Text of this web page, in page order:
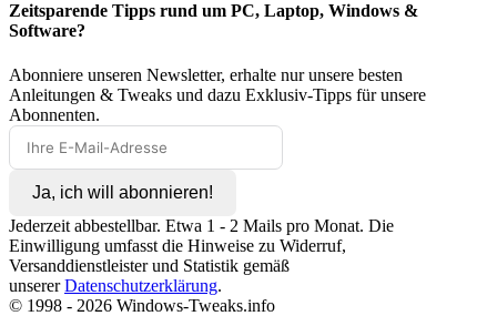
Zeitsparende Tipps rund um PC, Laptop, Windows &
Software?
Abonniere unseren Newsletter, erhalte nur unsere besten
Anleitungen & Tweaks und dazu Exklusiv-Tipps für unsere
Abonnenten.
Ja, ich will abonnieren!
Jederzeit abbestellbar. Etwa 1 - 2 Mails pro Monat. Die
Einwilligung umfasst die Hinweise zu Widerruf,
Versanddienstleister und Statistik gemäß
unsererDatenschutzerklärung.
© 1998 - 2026 Windows-Tweaks.info